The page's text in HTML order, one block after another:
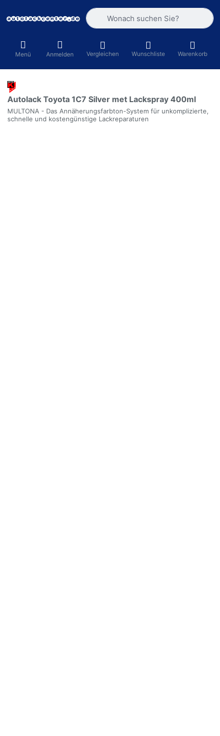
Geben Sie einen Suchbegriff ein.
Menü Anmelden Vergleichen Wunschliste Warenkorb
Autolack Toyota 1C7 Silver met Lackspray 400ml
MULTONA - Das Annäherungsfarbton-System für unkomplizierte,
schnelle und kostengünstige Lackreparaturen